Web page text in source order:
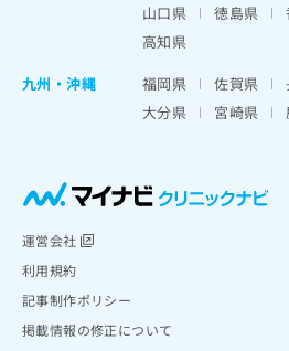
山口県
徳島県
高知県
九州・沖縄
福岡県 佐賀県
大分県
宮崎県
運営会社
利用規約
記事制作ポリシー
掲載情報の修正について